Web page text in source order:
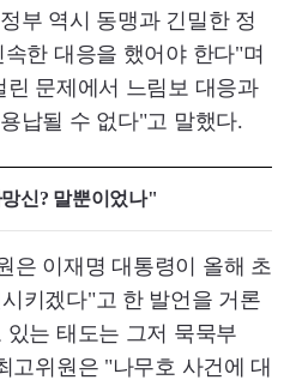
부 역시 동맹과 긴밀한 정
한 대응을 했어야 한다"며
문제에서 느림보 대응과
납될 수 없다"고 말했다.
신? 말뿐이었나"
은 이재명 대통령이 올해 초
키겠다"고 한 발언을 거론
는 태도는 그저 묵묵부
고위원은 "나무호 사건에 대